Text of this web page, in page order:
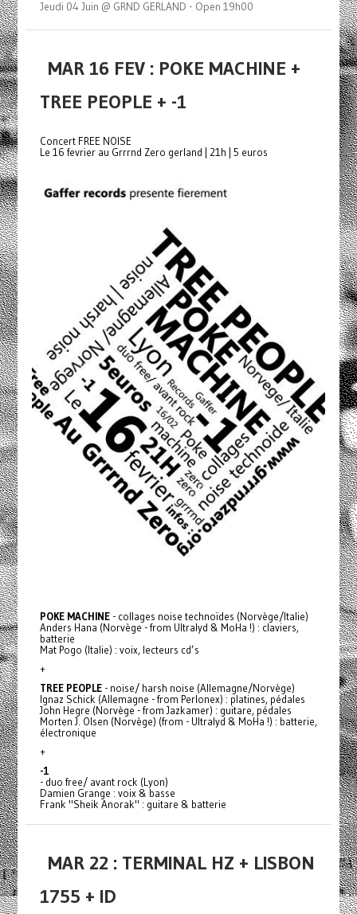
Jeudi 04 Juin @ GRND GERLAND - Open 19h00
MAR 16 FEV : POKE MACHINE +
TREE PEOPLE + -1
Concert FREE NOISE
Le 16 fevrier au Grrrnd Zero gerland | 21h | 5 euros
POKE MACHINE- collages noise technoïdes (Norvège/Italie)
Anders Hana (Norvège - from Ultralyd & MoHa !) : claviers,
batterie
Mat Pogo (Italie) : voix, lecteurs cd’s
+
TREE PEOPLE- noise/ harsh noise (Allemagne/Norvège)
Ignaz Schick (Allemagne - from Perlonex) : platines, pédales
John Hegre (Norvège - from Jazkamer) : guitare, pédales
Morten J. Olsen (Norvège) (from - Ultralyd & MoHa !) : batterie,
électronique
+
-1
- duo free/ avant rock (Lyon)
Damien Grange : voix & basse
Frank "Sheik Anorak" : guitare & batterie
MAR 22 : TERMINAL HZ + LISBON
1755 + ID